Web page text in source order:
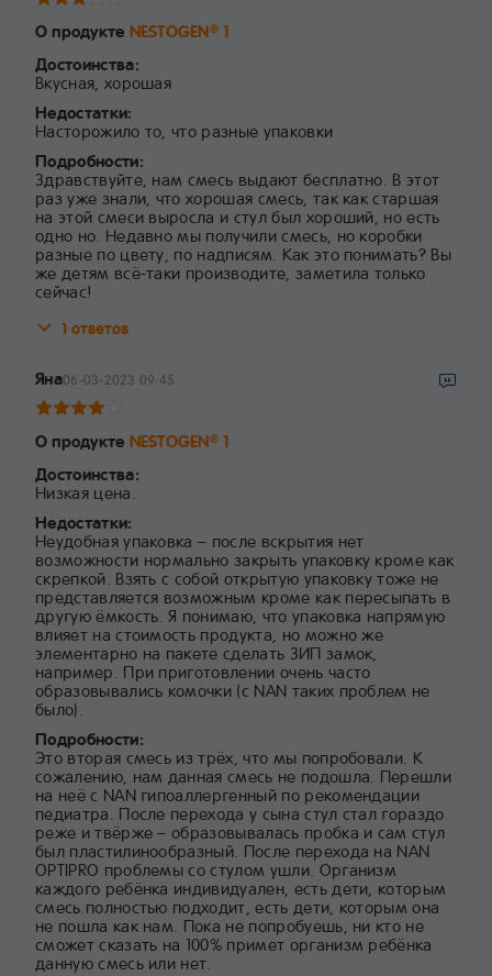
О продукте NESTOGEN®1
Достоинства:
Вкусная, хорошая
Недостатки:
Насторожило то, что разные упаковки
Подробности:
Здравствуйте, нам смесь выдают бесплатно. В этот
раз уже знали, что хорошая смесь, так как старшая
на этой смеси выросла и стул был хороший, но есть
одно но. Недавно мы получили смесь, но коробки
разные по цвету, по надписям. Как это понимать? Вы
же детям всё-таки производите, заметила только
сейчас!
1 ответов
Яна06-03-2023 09:45
О продукте NESTOGEN®1
Достоинства:
Низкая цена.
Недостатки:
Неудобная упаковка – после вскрытия нет
возможности нормально закрыть упаковку кроме как
скрепкой. Взять с собой открытую упаковку тоже не
представляется возможным кроме как пересыпать в
другую ёмкость. Я понимаю, что упаковка напрямую
влияет на стоимость продукта, но можно же
элементарно на пакете сделать ЗИП замок,
например. При приготовлении очень часто
образовывались комочки (с NAN таких проблем не
было).
Подробности:
Это вторая смесь из трёх, что мы попробовали. К
сожалению, нам данная смесь не подошла. Перешли
на неё с NAN гипоаллергенный по рекомендации
педиатра. После перехода у сына стул стал гораздо
реже и твёрже – образовывалась пробка и сам стул
был пластилинообразный. После перехода на NAN
OPTIPRO проблемы со стулом ушли. Организм
каждого ребёнка индивидуален, есть дети, которым
смесь полностью подходит, есть дети, которым она
не пошла как нам. Пока не попробуешь, ни кто не
сможет сказать на 100% примет организм ребёнка
данную смесь или нет.